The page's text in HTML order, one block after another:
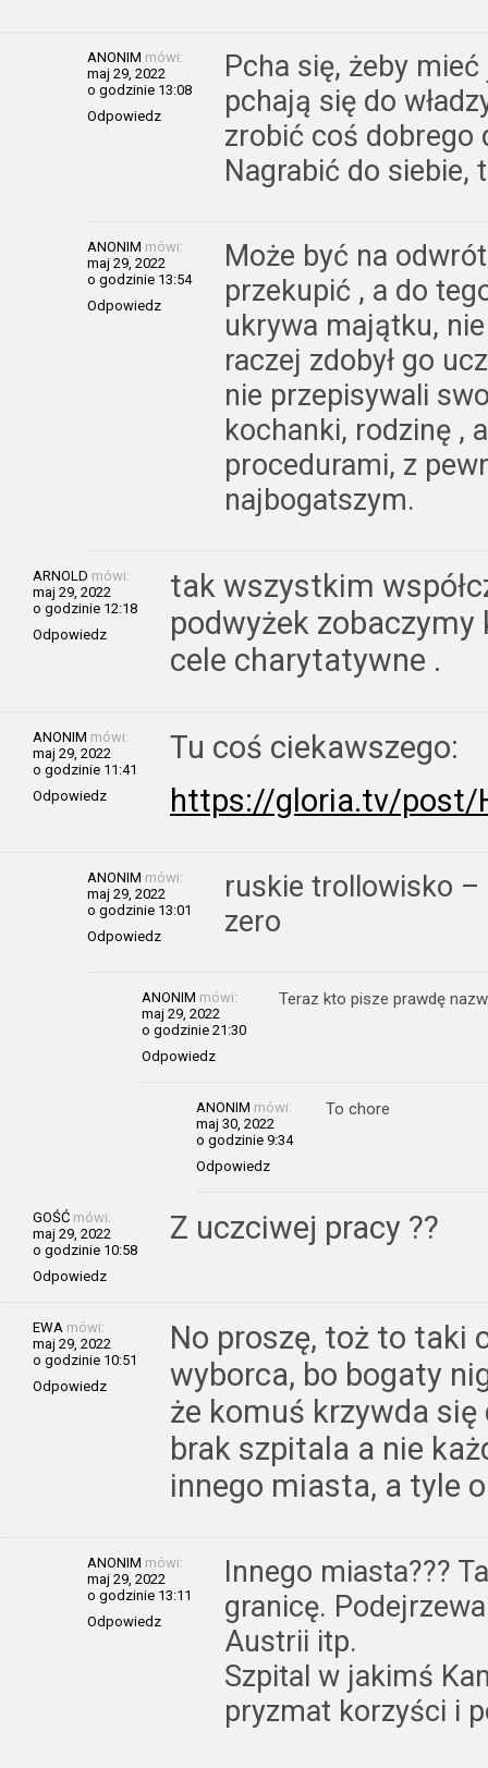
ANONIM mówi:
maj 29, 2022
o godzinie 13:08
Odpowiedz
Pcha się, żeby
pchają się do
zrobić coś dobrego
Nagrabić do siebie,
ANONIM mówi:
maj 29, 2022
o godzinie 13:54
Odpowiedz
Może być na
przekupić , a do
ukrywa majątku,
raczej zdobył go
nie przepisywali
kochanki, rodzinę ,
procedurami, z
najbogatszym.
ARNOLD mówi:
maj 29, 2022
o godzinie 12:18
Odpowiedz
tak wszystkim
podwyżek
cele charytatywne .
ANONIM mówi:
maj 29, 2022
o godzinie 11:41
Odpowiedz
Tu coś ciekawszego:
https://gloria.tv/post/
ANONIM mówi:
maj 29, 2022
o godzinie 13:01
Odpowiedz
ruskie trollowisko –
zero
ANONIM mówi:
maj 29, 2022
o godzinie 21:30
Odpowiedz
Teraz kto pisze prawdę
ANONIM mówi:
maj 30, 2022
o godzinie 9:34
Odpowiedz
To chore
GOŚĆ mówi:
maj 29, 2022
o godzinie 10:58
Odpowiedz
Z uczciwej pracy ??
EWA mówi:
maj 29, 2022
o godzinie 10:51
Odpowiedz
No proszę, toż to taki
wyborca, bo bogaty
że komuś krzywda
brak szpitala a nie
innego miasta, a tyle
ANONIM mówi:
maj 29, 2022
o godzinie 13:11
Odpowiedz
Innego miasta???
granicę.
Austrii itp.
Szpital w jakimś
pryzmat korzyści i